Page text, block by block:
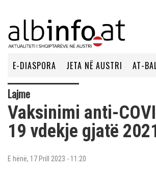
E-DIASPORA JETA NË AUSTRI AT-
Lajme
Vaksinimi anti-
19 vdekje gjatë
E hënë, 17 Prill 2023 - 11:20